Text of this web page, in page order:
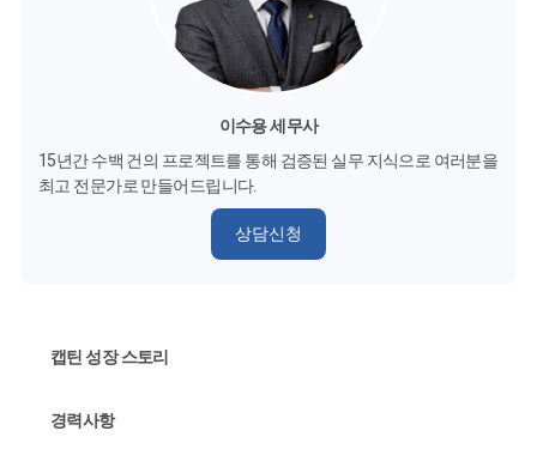
이수용 세무사
15년간 수백 건의 프로젝트를 통해 검증된 실무 지식으로 여러분을
최고 전문가로 만들어드립니다.
상담신청
캡틴 성장 스토리
경력사항